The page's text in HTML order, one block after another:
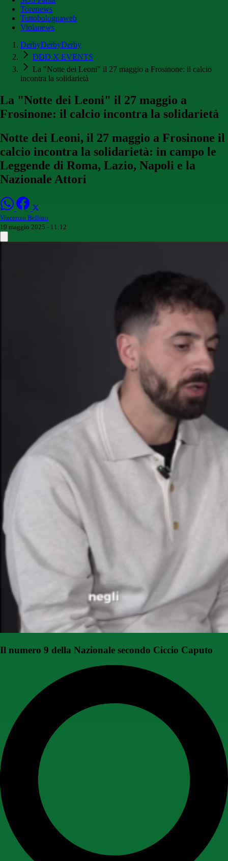
Toronews
Tuttobolognaweb
Violanews
DerbyDerbyDerby
DDD X EVENTS
La "Notte dei Leoni" il 27 maggio a Frosinone: il calcio
incontra la solidarietà
La "Notte dei Leoni" il 27 maggio a
Frosinone: il calcio incontra la solidarietà
Notte dei Leoni, il 27 maggio a Frosinone il
calcio incontra la solidarietà: in campo le
Leggende di Roma, Lazio, Napoli e la
Nazionale Attori
Vincenzo Bellino
19 maggio 2025 - 11:12
Il numero 9 della Nazionale secondo Ciccio Caputo